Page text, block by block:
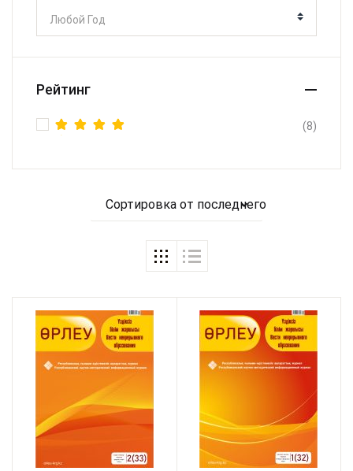
Сортировка от последнего
Любой Год
Рейтинг
(8)